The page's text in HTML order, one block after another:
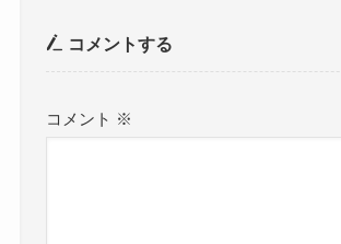
コメントする
コメント ※